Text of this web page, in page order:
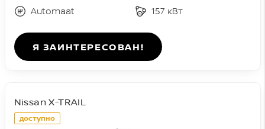
Automaat
157 кВт
Я ЗАИНТЕРЕСОВАН!
доступно
Nissan X-TRAIL